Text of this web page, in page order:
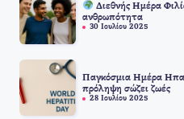
Διεθνής Ημέρα
ανθρωπότητα
30 Ιουλίου 2025
Παγκόσμια Ημέρα
πρόληψη σώζει ζωές
28 Ιουλίου 2025